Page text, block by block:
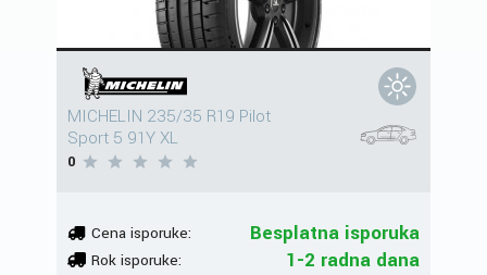
MICHELIN 235/35 R19 Pilot
Sport 5 91Y XL
0
Cena isporuke: Besplatna isporuka
Rok isporuke: 1-2 radna dana